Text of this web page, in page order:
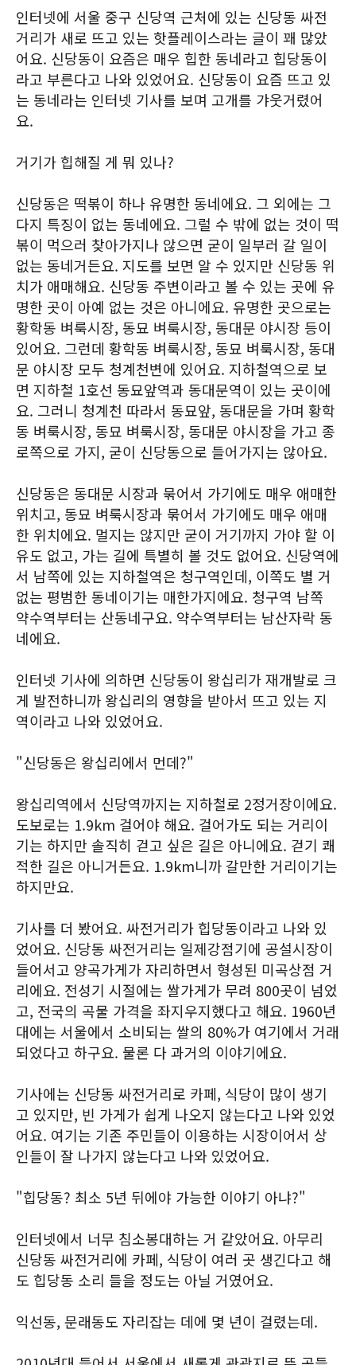
인터넷에 서울 중구 신당역 근처에 있는 신당동 싸전
거리가 새로 뜨고 있는 핫플레이스라는 글이 꽤 많았
어요. 신당동이 요즘은 매우 힙한 동네라고 힙당동이
라고 부른다고 나와 있었어요. 신당동이 요즘 뜨고 있
는 동네라는 인터넷 기사를 보며 고개를 갸웃거렸어
요.
거기가 힙해질 게 뭐 있나?
신당동은 떡볶이 하나 유명한 동네에요. 그 외에는 그
다지 특징이 없는 동네에요. 그럴 수 밖에 없는 것이 떡
볶이 먹으러 찾아가지나 않으면 굳이 일부러 갈 일이
없는 동네거든요. 지도를 보면 알 수 있지만 신당동 위
치가 애매해요. 신당동 주변이라고 볼 수 있는 곳에 유
명한 곳이 아예 없는 것은 아니에요. 유명한 곳으로는
황학동 벼룩시장, 동묘 벼룩시장, 동대문 야시장 등이
있어요. 그런데 황학동 벼룩시장, 동묘 벼룩시장, 동대
문 야시장 모두 청계천변에 있어요. 지하철역으로 보
면 지하철 1호선 동묘앞역과 동대문역이 있는 곳이에
요. 그러니 청계천 따라서 동묘앞, 동대문을 가며 황학
동 벼룩시장, 동묘 벼룩시장, 동대문 야시장을 가고 종
로쪽으로 가지, 굳이 신당동으로 들어가지는 않아요.
신당동은 동대문 시장과 묶어서 가기에도 매우 애매한
위치고, 동묘 벼룩시장과 묶어서 가기에도 매우 애매
한 위치에요. 멀지는 않지만 굳이 거기까지 가야 할 이
유도 없고, 가는 길에 특별히 볼 것도 없어요. 신당역에
서 남쪽에 있는 지하철역은 청구역인데, 이쪽도 별 거
없는 평범한 동네이기는 매한가지에요. 청구역 남쪽
약수역부터는 산동네구요. 약수역부터는 남산자락 동
네에요.
인터넷 기사에 의하면 신당동이 왕십리가 재개발로 크
게 발전하니까 왕십리의 영향을 받아서 뜨고 있는 지
역이라고 나와 있었어요.
"신당동은 왕십리에서 먼데?"
왕십리역에서 신당역까지는 지하철로 2정거장이에요.
도보로는 1.9km 걸어야 해요. 걸어가도 되는 거리이
기는 하지만 솔직히 걷고 싶은 길은 아니에요. 걷기 쾌
적한 길은 아니거든요. 1.9km니까 갈만한 거리이기는
하지만요.
기사를 더 봤어요. 싸전거리가 힙당동이라고 나와 있
었어요. 신당동 싸전거리는 일제강점기에 공설시장이
들어서고 양곡가게가 자리하면서 형성된 미곡상점 거
리에요. 전성기 시절에는 쌀가게가 무려 800곳이 넘었
고, 전국의 곡물 가격을 좌지우지했다고 해요. 1960년
대에는 서울에서 소비되는 쌀의 80%가 여기에서 거래
되었다고 하구요. 물론 다 과거의 이야기에요.
기사에는 신당동 싸전거리로 카페, 식당이 많이 생기
고 있지만, 빈 가게가 쉽게 나오지 않는다고 나와 있었
어요. 여기는 기존 주민들이 이용하는 시장이어서 상
인들이 잘 나가지 않는다고 나와 있었어요.
"힙당동? 최소 5년 뒤에야 가능한 이야기 아냐?"
인터넷에서 너무 침소봉대하는 거 같았어요. 아무리
신당동 싸전거리에 카페, 식당이 여러 곳 생긴다고 해
도 힙당동 소리 들을 정도는 아닐 거였어요.
익선동, 문래동도 자리잡는 데에 몇 년이 걸렸는데.